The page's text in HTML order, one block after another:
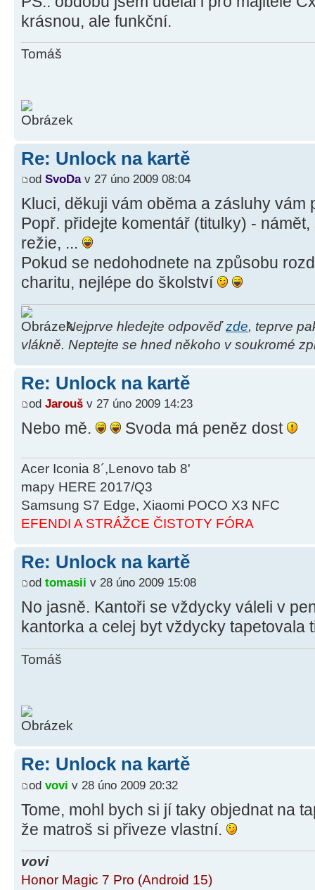
krásnou, ale funkční.
Tomáš
Re: Unlock na kartě
od SvoDav 27 úno 2009 08:04
Kluci, děkuji vám oběma a zásluhy vám
Popř. přidejte komentář (titulky) -
režie, ...
Pokud se nedohodnete na způsobu
charitu, nejlépe do školství
Nejprve hledejte odpověďzde, teprve
vlákně. Neptejte se hned někoho v soukromé
Re: Unlock na kartě
od Jarouš v 27 úno 2009 14:23
Nebo mě. Svoda má peněz dost
Acer Iconia 8´,Lenovo tab 8'
mapy HERE 2017/Q3
Samsung S7 Edge, Xiaomi POCO X3 NFC
EFENDI A STRÁŽCE ČISTOTY FÓRA
Re: Unlock na kartě
od tomasii v 28 úno 2009 15:08
No jasně. Kantoři se vždycky váleli v
kantorka a celej byt vždycky tapetovala
Tomáš
Re: Unlock na kartě
od vovi v 28 úno 2009 20:32
Tome, mohl bych si jí taky objednat na
že matroš si přiveze vlastní.
vovi
Honor Magic 7 Pro (Android 15)